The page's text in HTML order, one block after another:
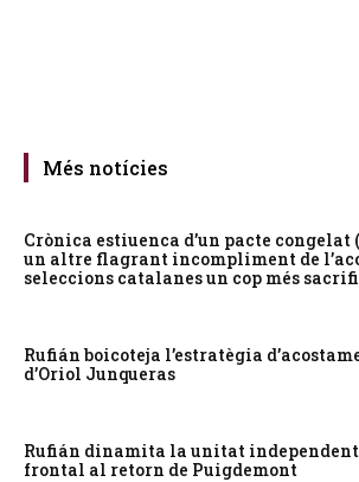
Més notícies
Crònica estiuenca d’un pacte congelat
un altre flagrant incompliment de
seleccions catalanes un cop més
Rufián boicoteja l’estratègia
d’Oriol Junqueras
Rufián dinamita la unitat
frontal al retorn de Puigdemont